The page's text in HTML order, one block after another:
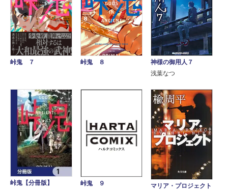
峠鬼 ７ 峠鬼 ８
神様の御用人７
浅葉なつ
峠鬼【分冊版】 峠鬼 ９
マリア・プロジェクト